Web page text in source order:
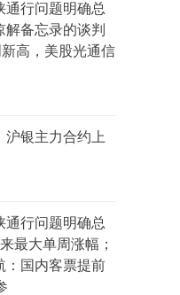
通行问题明确总
备忘录的谈判
高，美股光通信
沪银主力合约上
通行问题明确总
最大单周涨幅；
：国内客票提前